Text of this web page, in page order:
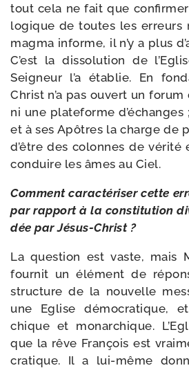
tout cela ne fait que
lo­gique de toutes les erreurs
mag­ma informe, il n’y a plus
C’est la dis­so­lu­tion de
Seigneur l’a éta­blie. En
Christ n’a pas ouvert un
ni une pla­te­forme
et à ses Apôtres la charge de
d’être des colonnes de
conduire les âmes au Ciel.
Comment carac­té­ri­ser cette
par rap­port à la consti­tu­tion
dée par Jésus-Christ ?
La ques­tion est vaste, mais
four­nit un élé­ment de
struc­ture de la nou­velle
une Eglise démo­cra­tique,
chique et monar­chique.
que la rêve François est
cra­tique. Il a lui-​même